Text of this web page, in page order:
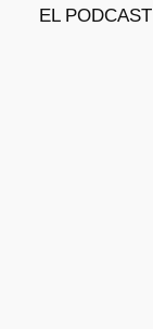
EL PODCAST